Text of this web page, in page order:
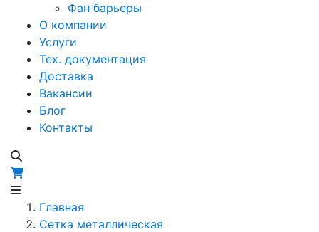
Фан барьеры
О компании
Услуги
Тех. документация
Доставка
Вакансии
Блог
Контакты
Главная
Сетка металлическая